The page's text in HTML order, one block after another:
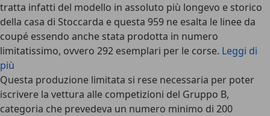
tratta infatti del modello in assoluto più longevo e storico
della casa di Stoccarda e questa 959 ne esalta le linee da
coupé essendo anche stata prodotta in numero
limitatissimo, ovvero 292 esemplari per le corse. Leggi di
più
Questa produzione limitata si rese necessaria per poter
iscrivere la vettura alle competizioni del Gruppo B,
categoria che prevedeva un numero minimo di 200